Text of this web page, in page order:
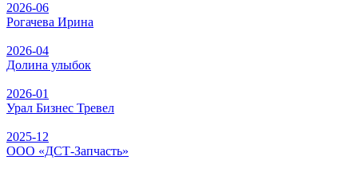
2026-06
Рогачева Ирина
2026-04
Долина улыбок
2026-01
Урал Бизнес Тревел
2025-12
ООО «ДСТ-Запчасть»